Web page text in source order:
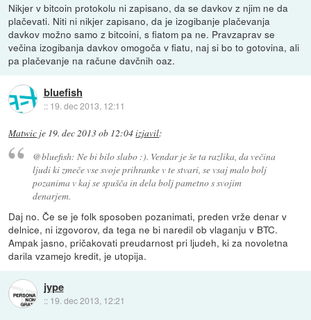
Nikjer v bitcoin protokolu ni zapisano, da se davkov z njim ne da
plačevati. Niti ni nikjer zapisano, da je izogibanje plačevanja
davkov možno samo z bitcoini, s fiatom pa ne. Pravzaprav se
večina izogibanja davkov omogoča v fiatu, naj si bo to gotovina, ali
pa plačevanje na račune davčnih oaz.
bluefish
:: 19. dec 2013, 12:11
Matwic je 19. dec 2013 ob 12:04izjavil:
@bluefish: Ne bi bilo slabo :). Vendar je še ta razlika, da večina
ljudi ki zmeče vse svoje prihranke v te stvari, se vsaj malo bolj
pozanima v kaj se spušča in dela bolj pametno s svojim
denarjem.
Daj no. Če se je folk sposoben pozanimati, preden vrže denar v
delnice, ni izgovorov, da tega ne bi naredil ob vlaganju v BTC.
Ampak jasno, pričakovati preudarnost pri ljudeh, ki za novoletna
darila vzamejo kredit, je utopija.
jype
:: 19. dec 2013, 12:21